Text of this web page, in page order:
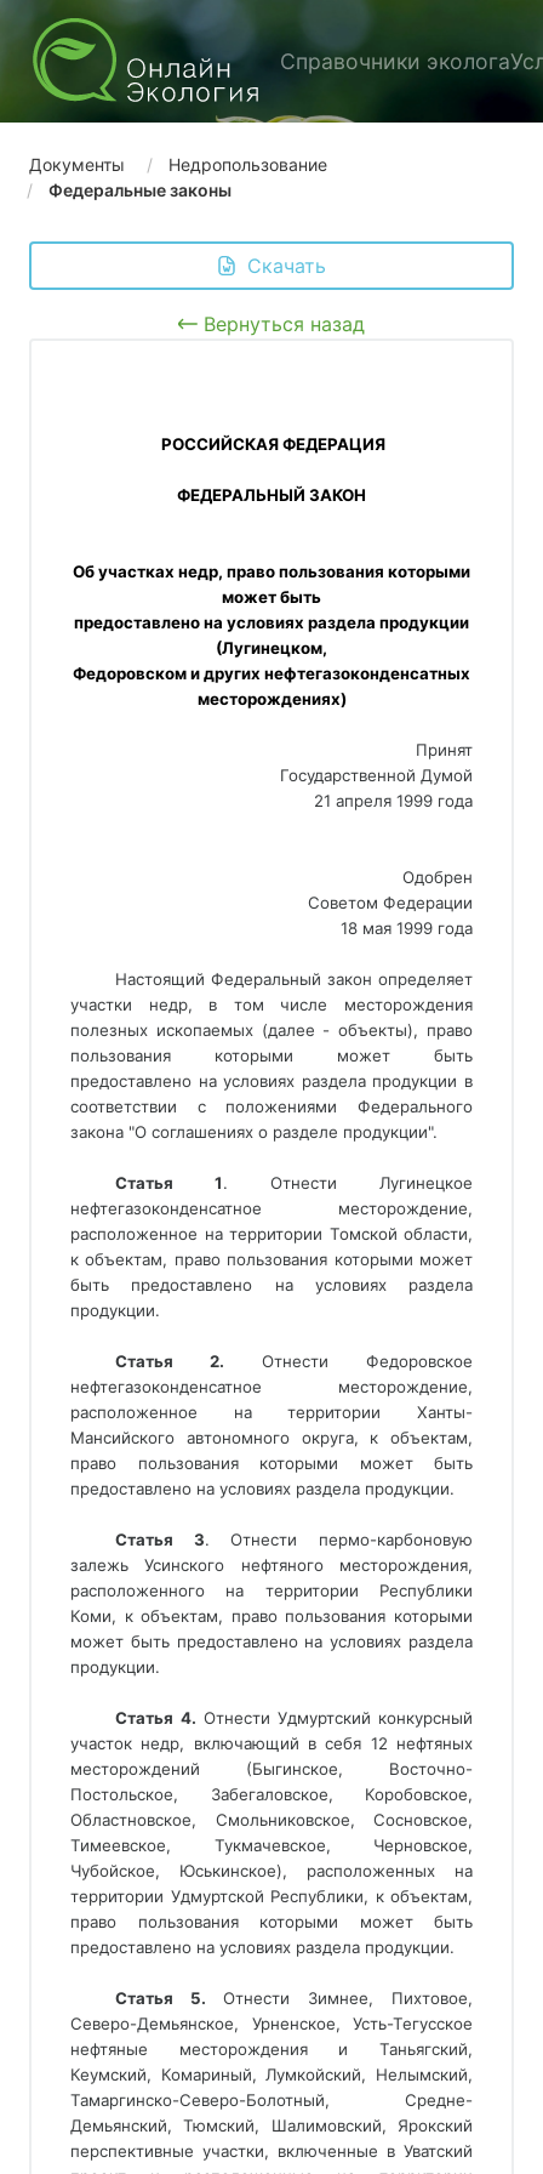
Справочники эколога
Документы
Недропользование
Федеральные законы
Скачать
Вернуться назад
РОССИЙСКАЯ ФЕДЕРАЦИЯ
ФЕДЕРАЛЬНЫЙ ЗАКОН
Об участках недр, право пользования которыми
может быть
предоставлено на условиях раздела продукции
(Лугинецком,
Федоровском и других нефтегазоконденсатных
месторождениях)
Принят
Государственной Думой
21 апреля 1999 года
Одобрен
Советом Федерации
18 мая 1999 года
Настоящий Федеральный закон определяет
участки недр, в том числе месторождения
полезных ископаемых (далее - объекты), право
пользования которыми может быть
предоставлено на условиях раздела продукции в
соответствии с положениями Федерального
закона "О соглашениях о разделе продукции".
Статья 1. Отнести Лугинецкое
нефтегазоконденсатное месторождение,
расположенное на территории Томской области,
к объектам, право пользования которыми может
быть предоставлено на условиях раздела
продукции.
Статья 2. Отнести Федоровское
нефтегазоконденсатное месторождение,
расположенное на территории Ханты-
Мансийского автономного округа, к объектам,
право пользования которыми может быть
предоставлено на условиях раздела продукции.
Статья 3. Отнести пермо-карбоновую
залежь Усинского нефтяного месторождения,
расположенного на территории Республики
Коми, к объектам, право пользования которыми
может быть предоставлено на условиях раздела
продукции.
Статья 4. Отнести Удмуртский конкурсный
участок недр, включающий в себя 12 нефтяных
месторождений (Быгинское, Восточно-
Постольское, Забегаловское, Коробовское,
Областновское, Смольниковское, Сосновское,
Тимеевское, Тукмачевское, Черновское,
Чубойское, Юськинское), расположенных на
территории Удмуртской Республики, к объектам,
право пользования которыми может быть
предоставлено на условиях раздела продукции.
Статья 5. Отнести Зимнее, Пихтовое,
Северо-Демьянское, Урненское, Усть-Тегусское
нефтяные месторождения и Таньягский,
Кеумский, Комариный, Лумкойский, Нелымский,
Тамаргинско-Северо-Болотный, Средне-
Демьянский, Тюмский, Шалимовский, Ярокский
перспективные участки, включенные в Уватский